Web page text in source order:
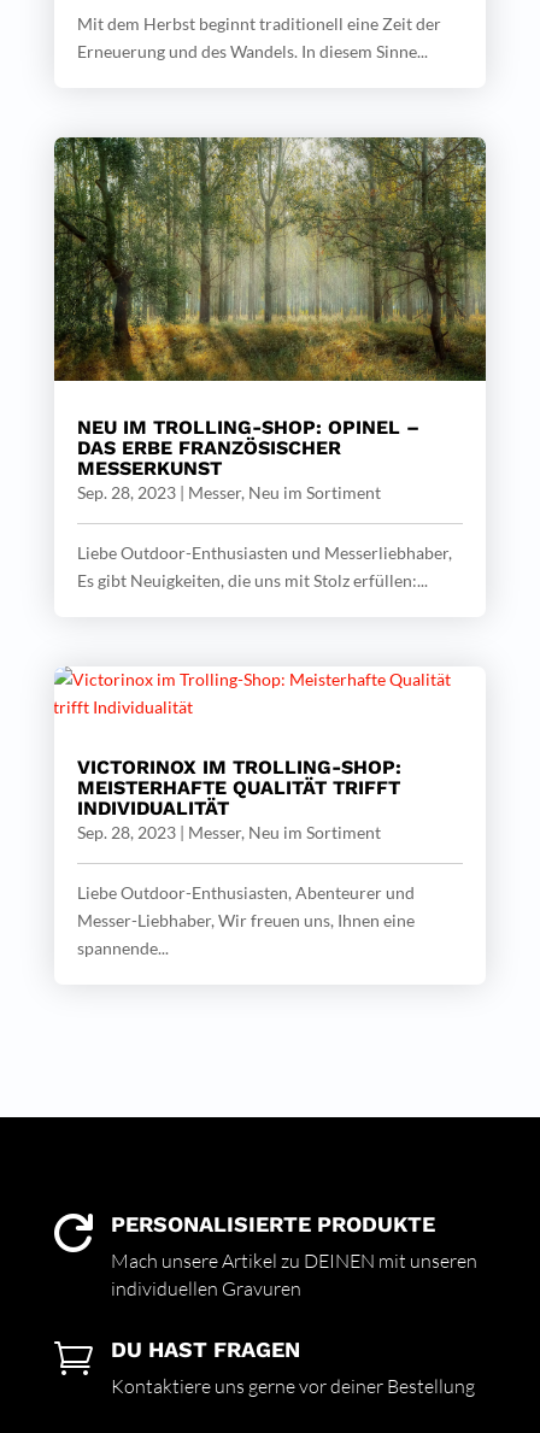
Mit dem Herbst beginnt traditionell eine Zeit der
Erneuerung und des Wandels. In diesem Sinne...
NEU IM TROLLING-SHOP: OPINEL –
DAS ERBE FRANZÖSISCHER
MESSERKUNST
Sep. 28, 2023| Messer, Neu im Sortiment
Liebe Outdoor-Enthusiasten und Messerliebhaber,
Es gibt Neuigkeiten, die uns mit Stolz erfüllen:...
VICTORINOX IM TROLLING-SHOP:
MEISTERHAFTE QUALITÄT TRIFFT
INDIVIDUALITÄT
Sep. 28, 2023| Messer, Neu im Sortiment
Liebe Outdoor-Enthusiasten, Abenteurer und
Messer-Liebhaber, Wir freuen uns, Ihnen eine
spannende...
 PERSONALISIERTE PRODUKTE
Mach unsere Artikel zu DEINEN mit unseren
individuellen Gravuren
 DU HAST FRAGEN
Kontaktiere uns gerne vor deiner Bestellung